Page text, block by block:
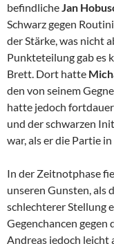
befindlicheJan
Schwarz gegen
der Stärke, was nicht
Punkteteilung gab es
Brett. Dort hatte
den von seinem
hatte jedoch
und der schwarzen
war, als er die Partie
In der Zeitnotphase
unseren Gunsten, als
schlechterer Stellung
Gegenchancen
Andreas jedoch leicht